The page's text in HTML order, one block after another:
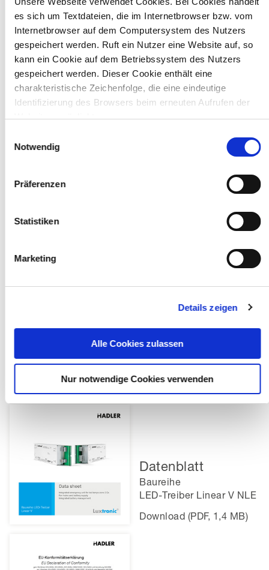
es sich um Textdateien, die im Internetbrowser bzw. vom
Internetbrowser auf dem Computersystem des Nutzers
gespeichert werden. Ruft ein Nutzer eine Website auf, so
kann ein Cookie auf dem Betriebssystem des Nutzers
gespeichert werden. Dieser Cookie enthält eine
charakteristische Zeichenfolge, die eine eindeutige
Identifizierung des Browsers beim erneuten Aufrufen der
Website ermöglicht.
Wir verwenden auf unserer Website darüber hinaus
Cookies, die eine Analyse des Surfverhaltens der Nutzer
ermöglichen. Weiter Informationen können Sie unserer
Datenschutzerklärung
Notwendig
Präferenzen
Statistiken
Marketing
Details zeigen
Alle Cookies zulassen
Nur notwendige Cookies verwenden
bis 250 V
Programmierbarer LED-Strom
Parametrierbar für jede Anwendung und Leuchte
IECEx-zertifiziert für Zone 2 - Erleichtert das
Design in und gibt Sicherheit
Individuelle Einstellungen (BLF, Ausgangsstrom,
Temperaturverhalten)
Temperaturregelung und thermischer Schutz
DALI-Schnittstelle optional, dimmbar 5 ... 100%
Wirtschaftlich: Reduziert die Austauschkosten
Baureihe
DALI
Datenblatt
Baureihe
LED-Treiber Linear V NLE
Download (PDF, 1,4 MB)